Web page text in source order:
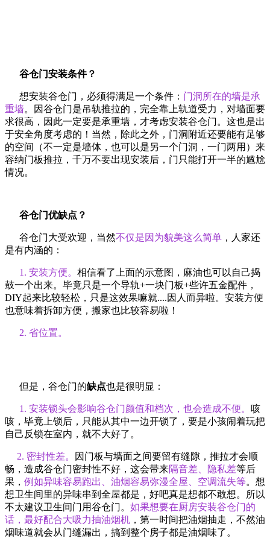
谷仓门安装条件？
想安装谷仓门，必须得满足一个条件： 门洞所在的墙是承
重墙。因谷仓门是吊轨推拉的，完全靠上轨道受力，对墙面要
求很高，因此一定要是承重墙，才考虑安装谷仓门。这也是出
于安全角度考虑的！当然，除此之外，门洞附近还要能有足够
的空间（不一定是墙体，也可以是另一个门洞，一门两用）来
容纳门板推拉，千万不要出现安装后，门只能打开一半的尴尬
情况。
谷仓门优缺点？
谷仓门大受欢迎，当然不仅是因为貌美这么简单 ，人家还
是有内涵的：
1. 安装方便。 相信看了上面的示意图，麻油也可以自己捣
鼓一个出来。毕竟只是一个导轨+一块门板+些许五金配件，
DIY起来比较轻松，只是这效果嘛就....因人而异啦。安装方便
也意味着拆卸方便，搬家也比较容易啦！
2. 省位置。
但是，谷仓门的缺点也是很明显：
1. 安装锁头会影响谷仓门颜值和档次，也会造成不便。 咳
咳，毕竟上锁后，只能从其中一边开锁了，要是小孩闹着玩把
自己反锁在室内，就不大好了。
2. 密封性差。
因门板与墙面之间要留有缝隙，推拉才会顺
畅，造成谷仓门密封性不好，这会带来隔音差、隐私差等后
果， 例如异味容易跑出、油烟容易弥漫全屋、空调流失等。想
想卫生间里的异味串到全屋都是，好吧真是想都不敢想。所以
不太建议卫生间门用谷仓门。 如果想要在厨房安装谷仓门的
话，最好配合大吸力抽油烟机 ，第一时间把油烟抽走，不然油
烟味道就会从门缝漏出，搞到整个房子都是油烟味了。